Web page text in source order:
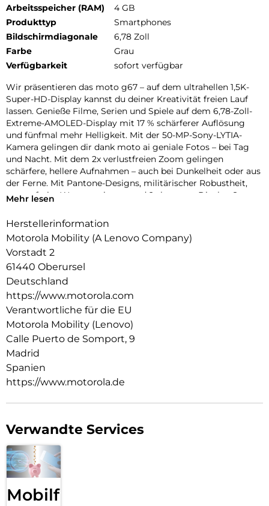
Arbeitsspeicher (RAM)
4 GB
Produkttyp
Smartphones
Bildschirmdiagonale
6,78 Zoll
Farbe
Grau
Verfügbarkeit
sofort verfügbar
Wir präsentieren das moto g67 – auf dem ultrahellen 1,5K-
Super-HD-Display kannst du deiner Kreativität freien Lauf
lassen. Genieße Filme, Serien und Spiele auf dem 6,78-Zoll-
Extreme-AMOLED-Display mit 17 % schärferer Auflösung
und fünfmal mehr Helligkeit. Mit der 50-MP-Sony-LYTIA-
Kamera gelingen dir dank moto ai geniale Fotos – bei Tag
und Nacht. Mit dem 2x verlustfreien Zoom gelingen
schärfere, hellere Aufnahmen – auch bei Dunkelheit oder aus
der Ferne. Mit Pantone-Designs, militärischer Robustheit,
sorgenfreier Wasserresistenz und 2x besserer Display-Sturz-
erlebst du hohe 5G-Geschwindigkeiten, eine lange
Audio über Stereo-Lautsprecher. Mit dem neuen moto g67
erlebst du deine Kreativität in neuem Licht.
Mehr lesen
Herstellerinformation
Motorola Mobility (A Lenovo Company)
Vorstadt 2
61440 Oberursel
Deutschland
https://www.motorola.com
Verantwortliche für die EU
Motorola Mobility (Lenovo)
Calle Puerto de Somport, 9
Madrid
Spanien
https://www.motorola.de
Verwandte Services
Mobilfunk